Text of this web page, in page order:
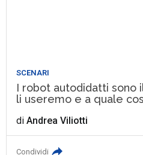
SCENARI
I robot autodidatti sono
li useremo e a quale
diAndrea Viliotti
Condividi